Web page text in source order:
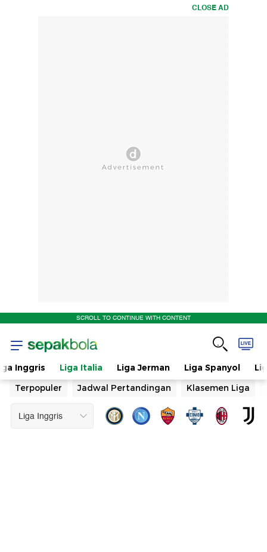
CLOSE AD
SCROLL TO CONTINUE WITH CONTENT
Inggris Liga Italia Liga Jerman Liga Spanyol
Terpopuler
Jadwal Pertandingan Klasemen Liga